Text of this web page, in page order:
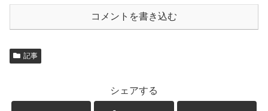
コメントを書き込む
記事
シェアする